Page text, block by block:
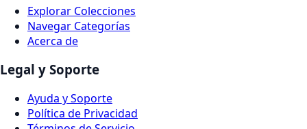
Explorar Colecciones
Navegar Categorías
Acerca de
Legal y Soporte
Ayuda y Soporte
Política de Privacidad